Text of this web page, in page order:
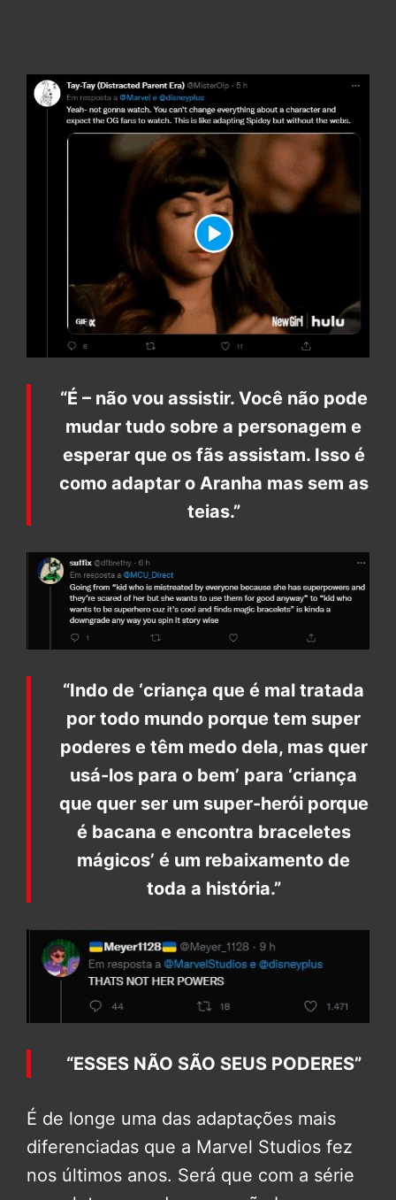
“É – não vou assistir. Você não pode
mudar tudo sobre a personagem e
esperar que os fãs assistam. Isso é
como adaptar o Aranha mas sem as
teias.”
“Indo de ‘criança que é mal tratada
por todo mundo porque tem super
poderes e têm medo dela, mas quer
usá-los para o bem’ para ‘criança
que quer ser um super-herói porque
é bacana e encontra braceletes
mágicos’ é um rebaixamento de
toda a história.”
“ESSES NÃO SÃO SEUS PODERES”
É de longe uma das adaptações mais
diferenciadas que a Marvel Studios fez
nos últimos anos. Será que com a série